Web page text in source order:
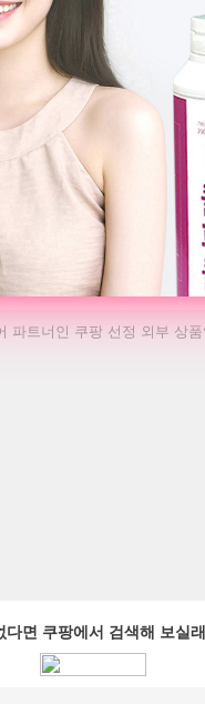
파트너인 쿠팡 선정 외부 상
다면 쿠팡에서 검색해 보실